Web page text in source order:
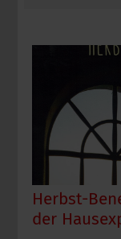
Herbst-
der